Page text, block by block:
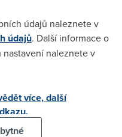
protože je, jak už
chromý. :D Cloudu
cizím serveru, vše je
údajů naleznete v
údajů. Další informace o
naleznete v
více, další